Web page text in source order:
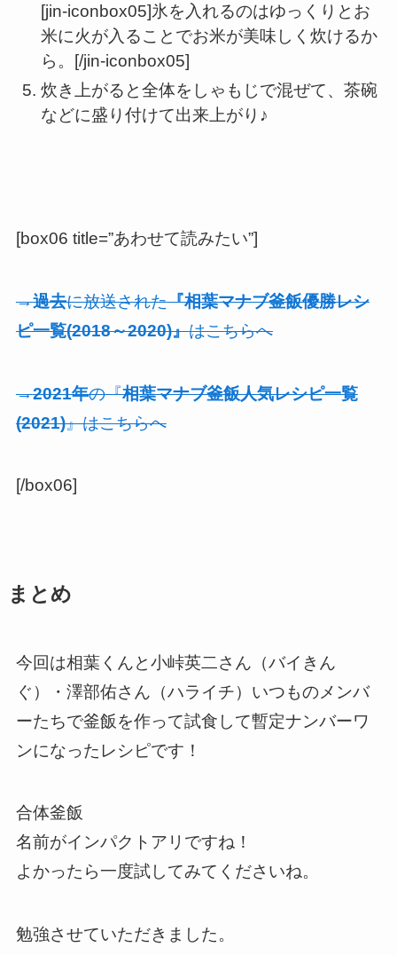
[jin-iconbox05]氷を入れるのはゆっくりとお
米に火が入ることでお米が美味しく炊けるか
ら。[/jin-iconbox05]
炊き上がると全体をしゃもじで混ぜて、茶碗
などに盛り付けて出来上がり♪
[box06 title=”あわせて読みたい”]
→過去に放送された『相葉マナブ釜飯優勝レシ
ピ一覧(2018～2020)』はこちらへ
→2021年の『相葉マナブ釜飯人気レシピ一覧
(2021)』はこちらへ
[/box06]
まとめ
今回は相葉くんと小峠英二さん（バイきん
ぐ）・澤部佑さん（ハライチ）いつものメンバ
ーたちで釜飯を作って試食して暫定ナンバーワ
ンになったレシピです！
合体釜飯
名前がインパクトアリですね！
よかったら一度試してみてくださいね。
勉強させていただきました。